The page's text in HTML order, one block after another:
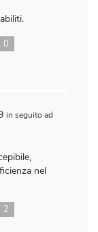
ufficio, a
di
(24 ore, 3
0
in seguito ad
nel
2